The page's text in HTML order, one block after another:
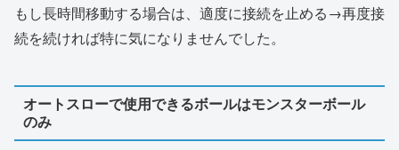
もし長時間移動する場合は、適度に接続を止める→再度接
続を続ければ特に気になりませんでした。
オートスローで使用できるボールはモンスターボール
のみ